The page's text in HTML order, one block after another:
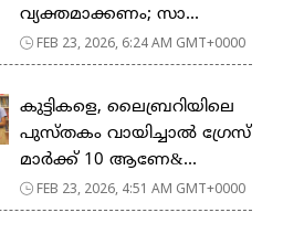
വ്യക്തമാക്കണം; സാ...
FEB 23, 2026, 6:24 AM GMT+0000
കുട്ടികളെ, ലൈബ്രറിയിലെ
പുസ്തകം വായിച്ചാല്‍ ഗ്രേസ്
മാര്‍ക്ക് 10 ആണേ&...
FEB 23, 2026, 4:51 AM GMT+0000